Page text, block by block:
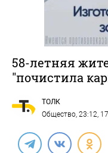
58-летняя
"почистила
ТОЛК
Общество, 23:12,